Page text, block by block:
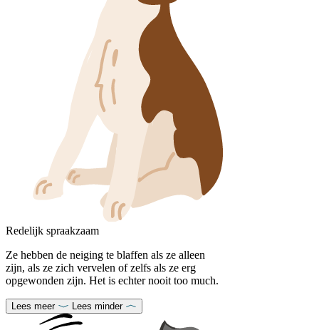
Redelijk spraakzaam
Ze hebben de neiging te blaffen als ze alleen
zijn, als ze zich vervelen of zelfs als ze erg
opgewonden zijn. Het is echter nooit too much.
Lees meer Lees minder